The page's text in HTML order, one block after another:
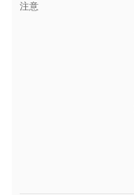
注意